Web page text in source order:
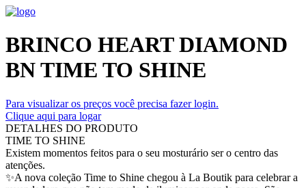
BRINCO HEART DIAMOND
BN TIME TO SHINE
Para visualizar os preços você precisa fazer login.
Clique aqui para logar
DETALHES DO PRODUTO
TIME TO SHINE
Existem momentos feitos para o seu mosturário ser o centro das
atenções.
✨A nova coleção Time to Shine chegou à La Boutik para celebrar a